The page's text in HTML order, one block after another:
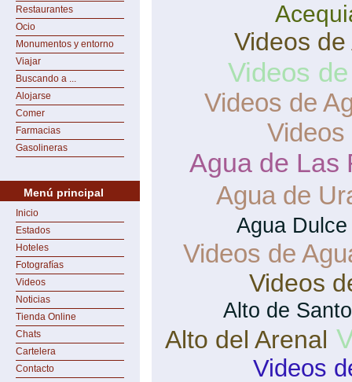
Restaurantes
Ocio
Monumentos y entorno
Viajar
Buscando a ...
Alojarse
Comer
Farmacias
Gasolineras
Menú principal
Inicio
Estados
Hoteles
Fotografías
Videos
Noticias
Tienda Online
Chats
Cartelera
Contacto
Videos
Videos
Videos de
Videos
Agua de Las
Agua de
Agua Dulce
Videos de
Videos
Alto de
Alto del Arenal
Videos